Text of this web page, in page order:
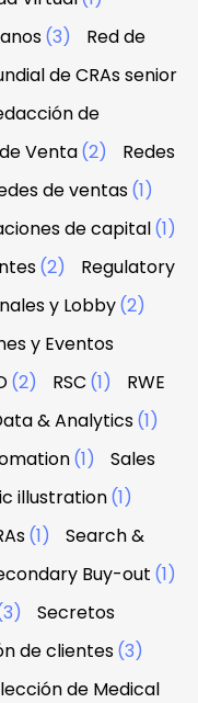
(3)
Red de
de CRAs senior
de
Venta(2)
Redes
de ventas(1)
de capital(1)
(2)
Regulatory
y Lobby(2)
y Eventos
(2) RSC (1)
RWE
& Analytics(1)
(1)
Sales
illustration(1)
(1)
Search &
Buy-out (1)
Secretos
de clientes(3)
de Medical